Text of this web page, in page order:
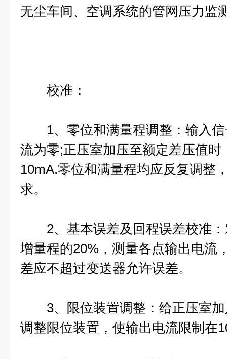
无尘车间、空调系统的管网压力监
校准：
1、零位和满量程调整：输入信
流为零;正压室加压至额定差压值时
10mA.零位和满量程均应反复调整
求。
2、基本误差及回程误差校准：
增量程的20%，测量各点输出电流
差应不超过变送器允许误差。
3、限位装置调整：给正压室加
调整限位装置，使输出电流限制在